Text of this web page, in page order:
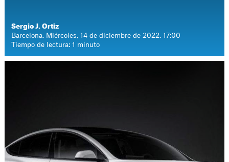
Sergio J. Ortiz
Barcelona. Miércoles, 14 de diciembre de 2022. 17:00
Tiempo de lectura: 1 minuto